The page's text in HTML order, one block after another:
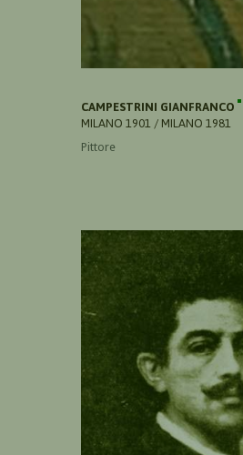
CAMPESTRINI GIANFRANCO
MILANO 1901 / MILANO 1981
Pittore